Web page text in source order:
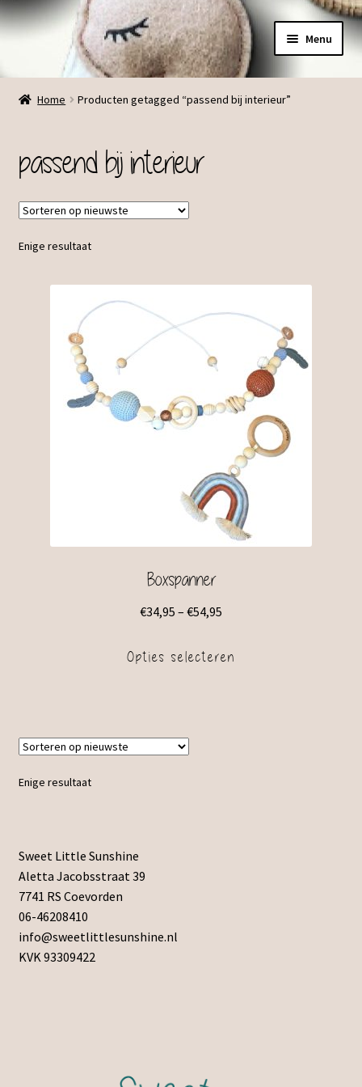
Ga
navigatie
Ga
de
inhoud
Menu
Menu
Home Producten getagged “passend bij interieur”
passend bij interieur
Enige resultaat
Boxspanner
€34,95 – €54,95
Opties selecteren
Enige resultaat
Sweet Little Sunshine
Aletta Jacobsstraat 39
7741 RS Coevorden
06-46208410
info@sweetlittlesunshine.nl
KVK 93309422